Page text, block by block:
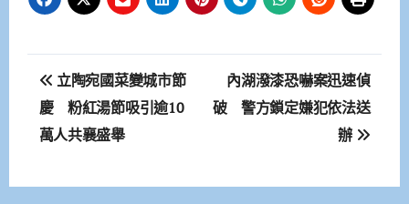
文
章
導
覽
立陶宛國菜變城市節
慶 粉紅湯節吸引逾10
萬人共襄盛舉
內湖潑漆恐嚇案迅速偵
破 警方鎖定嫌犯依法送
辦